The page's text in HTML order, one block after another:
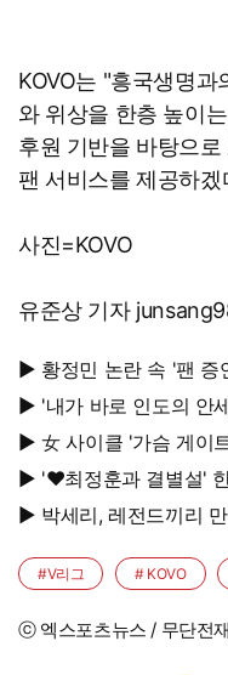
KOVO는 "흥국생명과
와 위상을 한층 높이
후원 기반을 바탕으
팬 서비스를 제공하
사진=KOVO
유준상 기자
▶ 황정민 논란 속 '팬 증언' 등장…“임신 축하 전화·남편과 식
사도”
▶ '내가 바로 인도의 안세영!' 그런데 한국인 지도자가 키운
다
▶ 女 사이클 '가슴 게이트' 터졌다…기록 단축 위해 브래지어
에 솜 넣는다?
▶ '♥최정훈과 결별설'
▶ 박세리, 레전드끼리 만남 화제…부자 동생에게 밥 샀다가
'반전'
#V리그 # KOVO
ⓒ 엑스포츠뉴스 / 무단전